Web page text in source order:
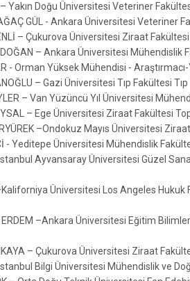
– Yakın Doğu Üniversitesi Veteriner
GÜL - Ankara Üniversitesi Veteriner
– Çukurova Üniversitesi Ziraat
– Ankara Üniversitesi Mühendislik
- Orman Yüksek Mühendisi -
– Gazi Üniversitesi Tıp Fakültesi
– Van Yüzüncü Yıl Üniversitesi
– Ege Üniversitesi Ziraat Fakültesi
–Ondokuz Mayıs Üniversitesi
- Yeditepe Üniversitesi Mühendislik
Ayvansaray Üniversitesi Güzel
Üniversitesi Los Angeles
ERDEM –Ankara Üniversitesi Eğitim
– Çukurova Üniversitesi Ziraat
Bilgi Üniversitesi Mühendislik ve